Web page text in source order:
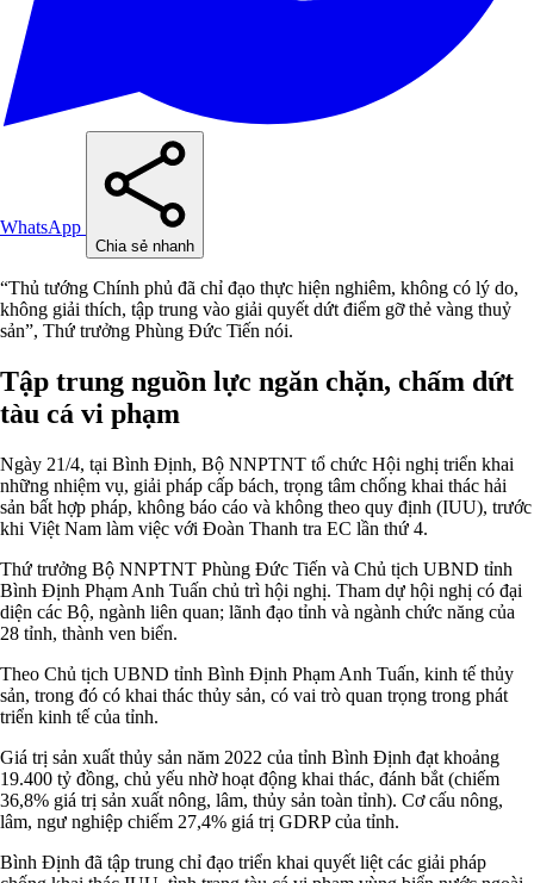
WhatsApp
Chia sẻ nhanh
“Thủ tướng Chính phủ đã chỉ đạo thực hiện nghiêm, không có lý do,
không giải thích, tập trung vào giải quyết dứt điểm gỡ thẻ vàng thuỷ
sản”, Thứ trưởng Phùng Đức Tiến nói.
Tập trung nguồn lực ngăn chặn, chấm dứt
tàu cá vi phạm
Ngày 21/4, tại Bình Định, Bộ NNPTNT tổ chức Hội nghị triển khai
những nhiệm vụ, giải pháp cấp bách, trọng tâm chống khai thác hải
sản bất hợp pháp, không báo cáo và không theo quy định (IUU), trước
khi Việt Nam làm việc với Đoàn Thanh tra EC lần thứ 4.
Thứ trưởng Bộ NNPTNT Phùng Đức Tiến và Chủ tịch UBND tỉnh
Bình Định Phạm Anh Tuấn chủ trì hội nghị. Tham dự hội nghị có đại
diện các Bộ, ngành liên quan; lãnh đạo tỉnh và ngành chức năng của
28 tỉnh, thành ven biển.
Theo Chủ tịch UBND tỉnh Bình Định Phạm Anh Tuấn, kinh tế thủy
sản, trong đó có khai thác thủy sản, có vai trò quan trọng trong phát
triển kinh tế của tỉnh.
Giá trị sản xuất thủy sản năm 2022 của tỉnh Bình Định đạt khoảng
19.400 tỷ đồng, chủ yếu nhờ hoạt động khai thác, đánh bắt (chiếm
36,8% giá trị sản xuất nông, lâm, thủy sản toàn tỉnh). Cơ cấu nông,
lâm, ngư nghiệp chiếm 27,4% giá trị GDRP của tỉnh.
Bình Định đã tập trung chỉ đạo triển khai quyết liệt các giải pháp